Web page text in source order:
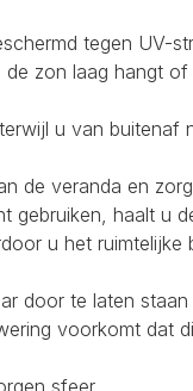
tegen UV-
zon laag hangt
u van buitenaf
de veranda en
gebruiken, haalt u
u het
door te laten
voorkomt dat
sfeer.